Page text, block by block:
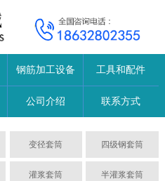
钢筋加工设备 工具和配件
公司介绍 联系方式
变径套筒 四级钢套筒
灌浆套筒 半灌浆套筒